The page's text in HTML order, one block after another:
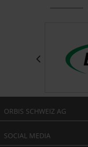
ORBIS SCHWEIZ AG
SOCIAL MEDIA